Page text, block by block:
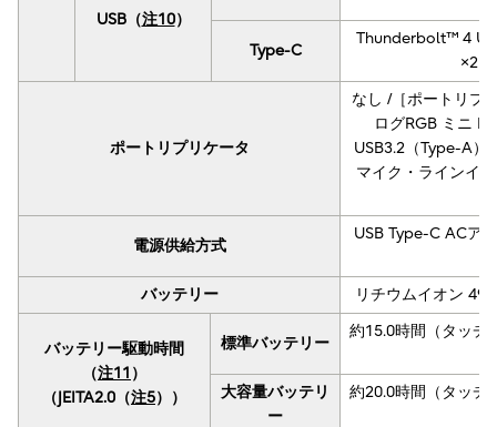
USB（注10）
Type-C
Thunderbolt™ 4
×2
ポートリプリケータ
なし /［ポートリプ
ログRGB ミニ
USB3.2（Type-A）
マイク・ラインイ
電源供給方式
USB Type-C ACア
バッテリー リチウムイオン
バッテリー駆動時間
（注11 ）
（JEITA2.0（注5））
標準バッテリー
約15.0時間（タッチ
大容量バッテリ
ー
約20.0時間（タッチ